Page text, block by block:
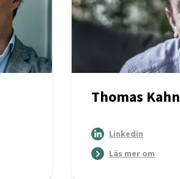
Thomas Kahn
Linkedin
Läs mer om